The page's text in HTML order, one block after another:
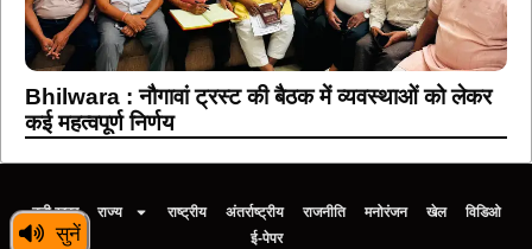
सुनें
Bhilwara : नौगावां ट्रस्ट की बैठक में व्यवस्थाओं को लेकर
कई महत्वपूर्ण निर्णय
बड़ी खबर राज्य राष्ट्रीय अंतर्राष्ट्रीय राजनीति मनोरंजन खेल
विडिओ
ई-पेपर